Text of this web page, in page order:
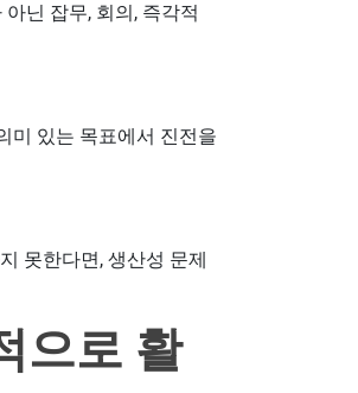
닌 잡무, 회의, 즉각적
미 있는 목표에서 진전을
못한다면, 생산성 문제
으로 활